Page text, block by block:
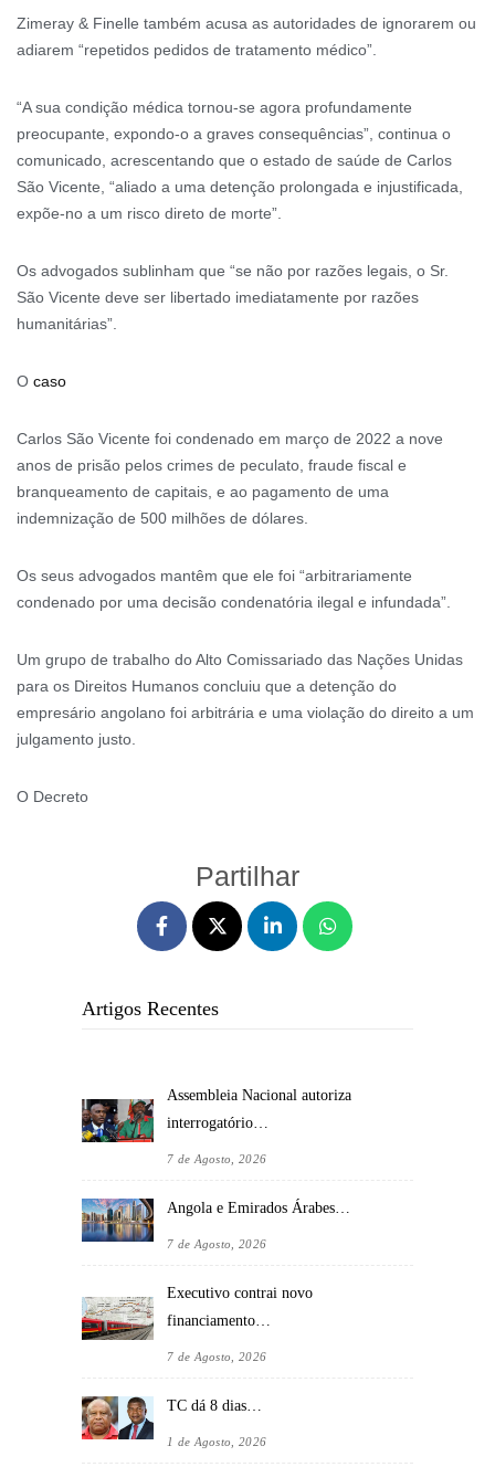
Zimeray & Finelle também acusa as autoridades de ignorarem ou
adiarem “repetidos pedidos de tratamento médico”.
“A sua condição médica tornou-se agora profundamente
preocupante, expondo-o a graves consequências”, continua o
comunicado, acrescentando que o estado de saúde de Carlos
São Vicente, “aliado a uma detenção prolongada e injustificada,
expõe-no a um risco direto de morte”.
Os advogados sublinham que “se não por razões legais, o Sr.
São Vicente deve ser libertado imediatamente por razões
humanitárias”.
O caso
Carlos São Vicente foi condenado em março de 2022 a nove
anos de prisão pelos crimes de peculato, fraude fiscal e
branqueamento de capitais, e ao pagamento de uma
indemnização de 500 milhões de dólares.
Os seus advogados mantêm que ele foi “arbitrariamente
condenado por uma decisão condenatória ilegal e infundada”.
Um grupo de trabalho do Alto Comissariado das Nações Unidas
para os Direitos Humanos concluiu que a detenção do
empresário angolano foi arbitrária e uma violação do direito a um
julgamento justo.
O Decreto
Partilhar
Artigos Recentes
Assembleia Nacional autoriza
interrogatório…
7 de Agosto, 2026
Angola e Emirados Árabes…
7 de Agosto, 2026
Executivo contrai novo
financiamento…
7 de Agosto, 2026
TC dá 8 dias…
1 de Agosto, 2026